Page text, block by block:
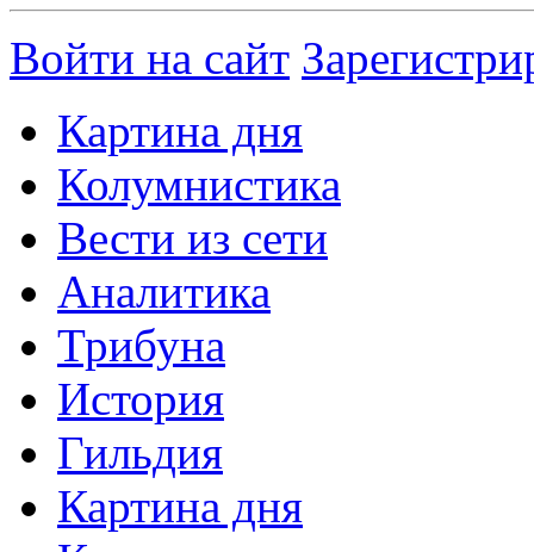
Войти на сайт
Картина дня
Колумнистика
Вести из сети
Аналитика
Трибуна
История
Гильдия
Картина дня